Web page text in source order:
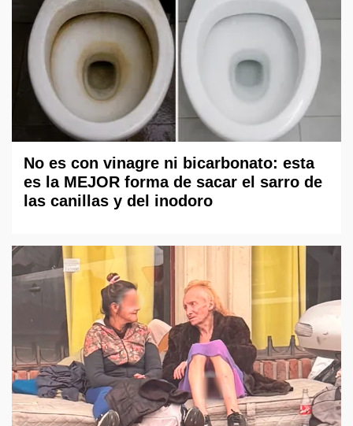
No es con vinagre ni bicarbonato: esta
es la MEJOR forma de sacar el sarro de
las canillas y del inodoro